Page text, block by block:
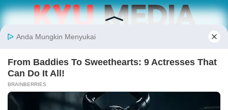
Kabarbaru.co menyajikan berita aktual dan